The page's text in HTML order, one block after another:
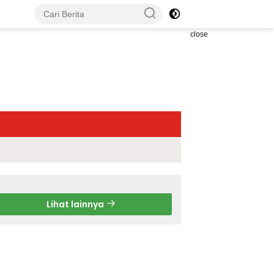
close
Lihat lainnya